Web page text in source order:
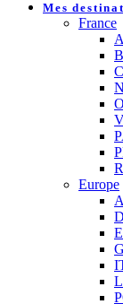
Mes
France
Europe